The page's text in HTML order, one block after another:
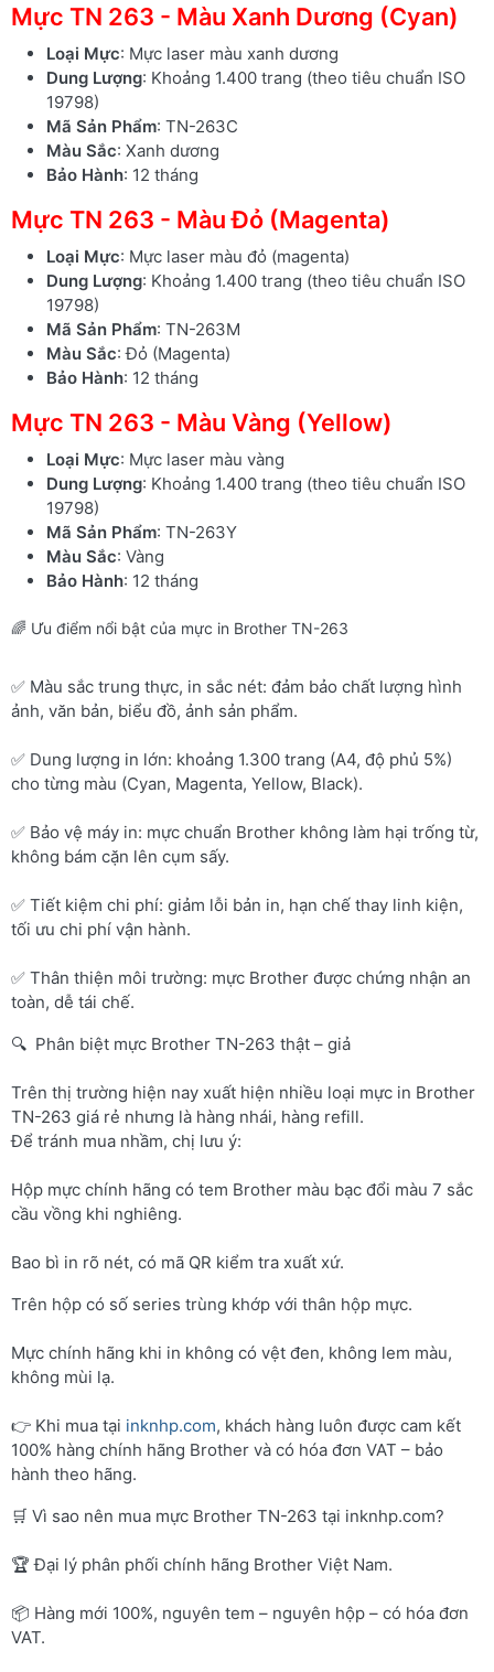
Mực TN 263 - Màu Xanh Dương (Cyan)
Loại Mực: Mực laser màu xanh dương
Dung Lượng: Khoảng 1.400 trang (theo tiêu chuẩn ISO
19798)
Mã Sản Phẩm: TN-263C
Màu Sắc: Xanh dương
Bảo Hành: 12 tháng
Mực TN 263 - Màu Đỏ (Magenta)
Loại Mực: Mực laser màu đỏ (magenta)
Dung Lượng: Khoảng 1.400 trang (theo tiêu chuẩn ISO
19798)
Mã Sản Phẩm: TN-263M
Màu Sắc: Đỏ (Magenta)
Bảo Hành: 12 tháng
Mực TN 263 - Màu Vàng (Yellow)
Loại Mực: Mực laser màu vàng
Dung Lượng: Khoảng 1.400 trang (theo tiêu chuẩn ISO
19798)
Mã Sản Phẩm: TN-263Y
Màu Sắc: Vàng
Bảo Hành: 12 tháng
🌈 Ưu điểm nổi bật của mực in Brother TN-263
✅ Màu sắc trung thực, in sắc nét: đảm bảo chất lượng hình
ảnh, văn bản, biểu đồ, ảnh sản phẩm.
✅ Dung lượng in lớn: khoảng 1.300 trang (A4, độ phủ 5%)
cho từng màu (Cyan, Magenta, Yellow, Black).
✅ Bảo vệ máy in: mực chuẩn Brother không làm hại trống từ,
không bám cặn lên cụm sấy.
✅ Tiết kiệm chi phí: giảm lỗi bản in, hạn chế thay linh kiện,
tối ưu chi phí vận hành.
✅ Thân thiện môi trường: mực Brother được chứng nhận an
toàn, dễ tái chế.
🔍 Phân biệt mực Brother TN-263 thật – giả
Trên thị trường hiện nay xuất hiện nhiều loại mực in Brother
TN-263 giá rẻ nhưng là hàng nhái, hàng refill.
Để tránh mua nhầm, chị lưu ý:
Hộp mực chính hãng có tem Brother màu bạc đổi màu 7 sắc
cầu vồng khi nghiêng.
Bao bì in rõ nét, có mã QR kiểm tra xuất xứ.
Trên hộp có số series trùng khớp với thân hộp mực.
Mực chính hãng khi in không có vệt đen, không lem màu,
không mùi lạ.
👉 Khi mua tại inknhp.com, khách hàng luôn được cam kết
100% hàng chính hãng Brother và có hóa đơn VAT – bảo
hành theo hãng.
🛒 Vì sao nên mua mực Brother TN-263 tại inknhp.com?
🏆 Đại lý phân phối chính hãng Brother Việt Nam.
📦 Hàng mới 100%, nguyên tem – nguyên hộp – có hóa đơn
VAT.